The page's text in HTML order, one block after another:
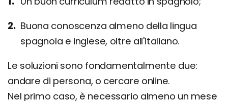
Buona conoscenza almeno della lingua
spagnola e inglese, oltre all'italiano.
Le soluzioni sono fondamentalmente due:
andare di persona, o cercare online.
Nel primo caso, è necessario almeno un mese